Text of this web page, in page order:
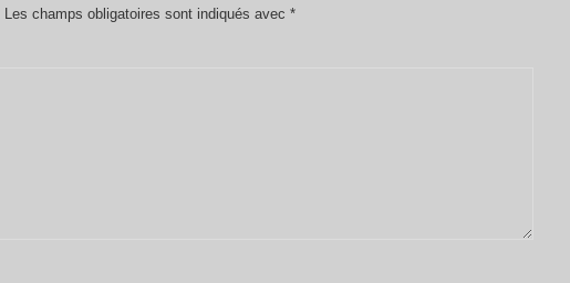
Les champs obligatoires sont indiqués avec *